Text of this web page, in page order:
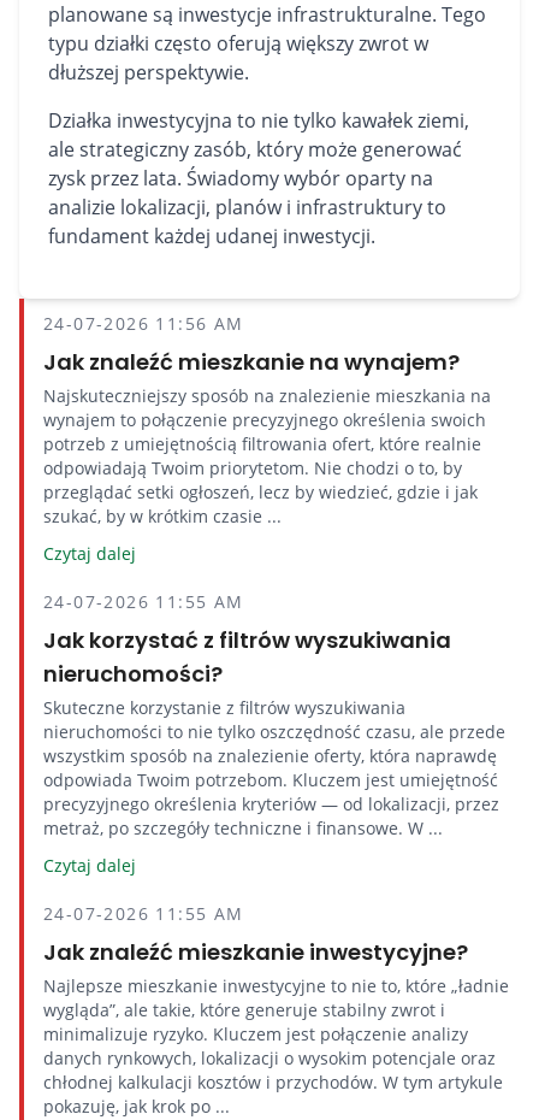
planowane są inwestycje infrastrukturalne. Tego
typu działki często oferują większy zwrot w
dłuższej perspektywie.
Działka inwestycyjna to nie tylko kawałek ziemi,
ale strategiczny zasób, który może generować
zysk przez lata. Świadomy wybór oparty na
analizie lokalizacji, planów i infrastruktury to
fundament każdej udanej inwestycji.
24-07-2026 11:56 AM
Jak znaleźć mieszkanie na wynajem?
Najskuteczniejszy sposób na znalezienie mieszkania na
wynajem to połączenie precyzyjnego określenia swoich
potrzeb z umiejętnością filtrowania ofert, które realnie
odpowiadają Twoim priorytetom. Nie chodzi o to, by
przeglądać setki ogłoszeń, lecz by wiedzieć, gdzie i jak
szukać, by w krótkim czasie ...
Czytaj dalej
24-07-2026 11:55 AM
Jak korzystać z filtrów wyszukiwania
nieruchomości?
Skuteczne korzystanie z filtrów wyszukiwania
nieruchomości to nie tylko oszczędność czasu, ale przede
wszystkim sposób na znalezienie oferty, która naprawdę
odpowiada Twoim potrzebom. Kluczem jest umiejętność
precyzyjnego określenia kryteriów — od lokalizacji, przez
metraż, po szczegóły techniczne i finansowe. W ...
Czytaj dalej
24-07-2026 11:55 AM
Jak znaleźć mieszkanie inwestycyjne?
Najlepsze mieszkanie inwestycyjne to nie to, które „ładnie
wygląda”, ale takie, które generuje stabilny zwrot i
minimalizuje ryzyko. Kluczem jest połączenie analizy
danych rynkowych, lokalizacji o wysokim potencjale oraz
chłodnej kalkulacji kosztów i przychodów. W tym artykule
pokazuję, jak krok po ...